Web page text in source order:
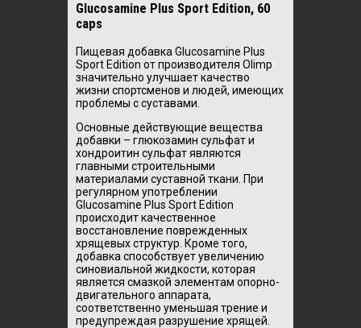
Glucosamine Plus Sport Edition, 60
caps
Пищевая добавка Glucosamine Plus
Sport Edition от производителя Olimp
значительно улучшает качество
жизни спортсменов и людей, имеющих
проблемы с суставами.
Основные действующие вещества
добавки – глюкозамин сульфат и
хондроитин сульфат являются
главными строительными
материалами суставной ткани. При
регулярном употреблении
Glucosamine Plus Sport Edition
происходит качественное
восстановление поврежденных
хрящевых структур. Кроме того,
добавка способствует увеличению
синовиальной жидкости, которая
является смазкой элементам опорно-
двигательного аппарата,
соответственно уменьшая трение и
предупреждая разрушение хрящей.